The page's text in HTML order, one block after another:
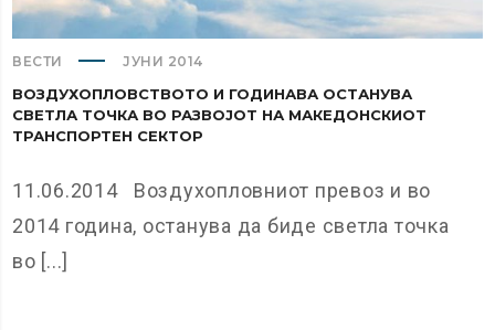
ВЕСТИ ЈУНИ 2014
ВОЗДУХОПЛОВСТВОТО И ГОДИНАВА ОСТАНУВА
СВЕТЛА ТОЧКА ВО РАЗВОЈОТ НА МАКЕДОНСКИОТ
ТРАНСПОРТЕН СЕКТОР
11.06.2014 Воздухопловниот превоз и во
2014 година, останува да биде светла точка
во [...]